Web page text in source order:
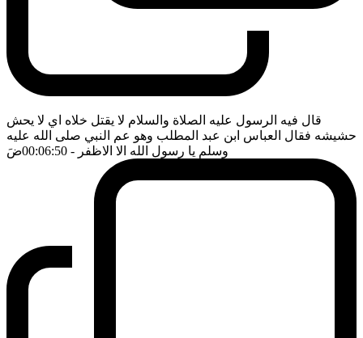
قال فيه الرسول عليه الصلاة والسلام لا يقتل خلاه اي لا يحش
حشيشه فقال العباس ابن عبد المطلب وهو عم النبي صلى الله عليه
وسلم يا رسول الله الا الاظفر - 00:06:50 ضَ